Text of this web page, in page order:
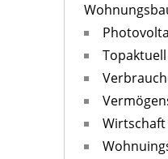
Topaktuell
Wirtschaft